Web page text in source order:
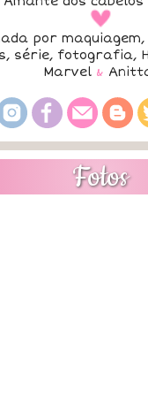
a
por maquiagem,
série, fotografia,
Marvel &
Fotos